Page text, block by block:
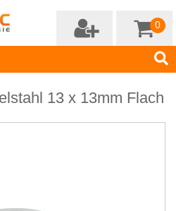
0
13 x 13mm Flach